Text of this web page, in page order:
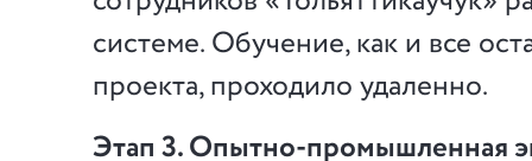
системе. Обучение, как и все
проекта, проходило удаленно.
Этап 3. Опытно-промышленная